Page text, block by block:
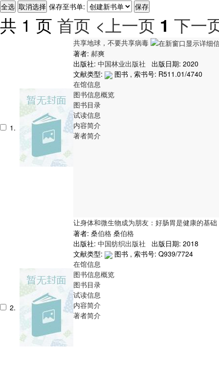
保存至书单:
共 1 页 首页 <上一页 1 下一
1.
共享地球，不要共享病毒
著者: 郝爽
出版社: 中国林业出版社
出版日期: 2020
文献类型:
图书 , 索书号: R511.01/4740
在馆信息
图书信息概览
图书目录
试读信息
内容简介
著者简介
2.
让身体和微生物成为朋友：好肠胃是健康的基础
著者: 桑伯格 桑伯格
出版社: 中国纺织出版社
出版日期: 2018
文献类型:
图书 , 索书号: Q939/7724
在馆信息
图书信息概览
图书目录
试读信息
内容简介
著者简介